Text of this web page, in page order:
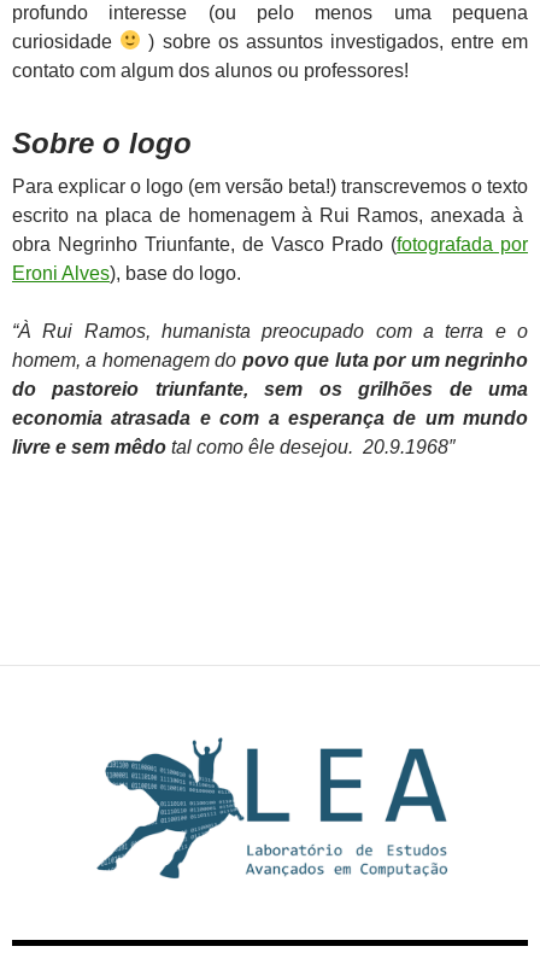
profundo interesse (ou pelo menos uma pequena
curiosidade
) sobre os assuntos investigados, entre em
contato com algum dos alunos ou professores!
Sobre o logo
Para explicar o logo (em versão beta!) transcrevemos o texto
escrito na placa de homenagem à Rui Ramos, anexada à
obra Negrinho Triunfante, de Vasco Prado (fotografada por
Eroni Alves), base do logo.
“À Rui Ramos, humanista preocupado com a terra e o
homem, a homenagem do povo que luta por um negrinho
do pastoreio triunfante, sem os grilhões de uma
economia atrasada e com a esperança de um mundo
livre e sem mêdo tal como êle desejou. 20.9.1968″